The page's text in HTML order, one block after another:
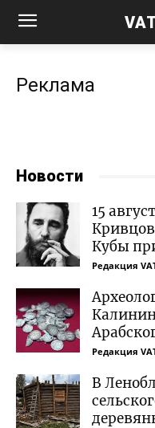
Реклама
Новости
15
Кубы
Редакция
Редакция
В